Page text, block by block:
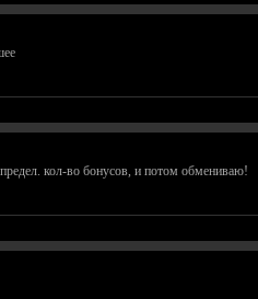
кол-во бонусов, и потом обмениваю!